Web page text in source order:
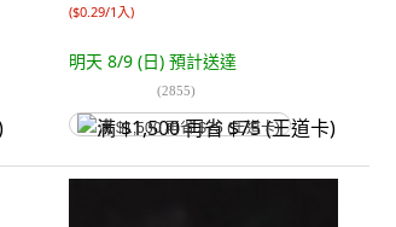
($0.29/1入)
明天 8/9 (日) 預計送達
(2855)
满 $1,500 再省 $75 (王道卡)